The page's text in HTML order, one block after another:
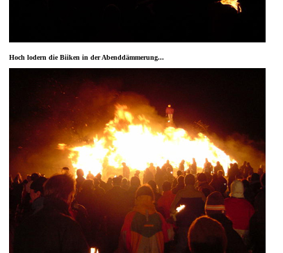
Hoch lodern die Biiken in der Abenddämmerung...